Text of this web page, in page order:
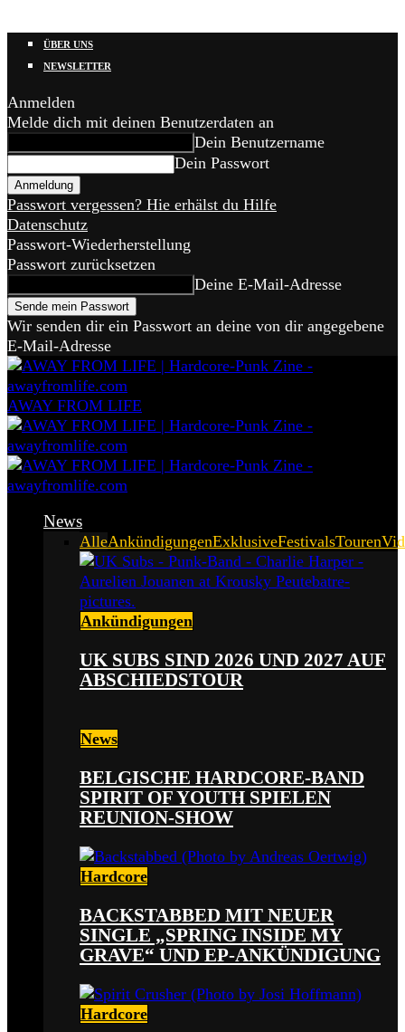
ÜBER UNS
NEWSLETTER
Anmelden
Melde dich mit deinen Benutzerdaten an
Dein Benutzername
Dein Passwort
Passwort vergessen? Hie erhälst du Hilfe
Datenschutz
Passwort-Wiederherstellung
Passwort zurücksetzen
Deine E-Mail-Adresse
Wir senden dir ein Passwort an deine von dir angegebene
E-Mail-Adresse
AWAY FROM LIFE
News
AlleAnkündigungenExklusiveFestivalsTouren
Ankündigungen
UK SUBS SIND 2026 UND 2027 AUF
ABSCHIEDSTOUR
News
BELGISCHE HARDCORE-BAND
SPIRIT OF YOUTH SPIELEN
REUNION-SHOW
Hardcore
BACKSTABBED MIT NEUER
SINGLE „SPRING INSIDE MY
GRAVE“ UND EP-ANKÜNDIGUNG
Hardcore